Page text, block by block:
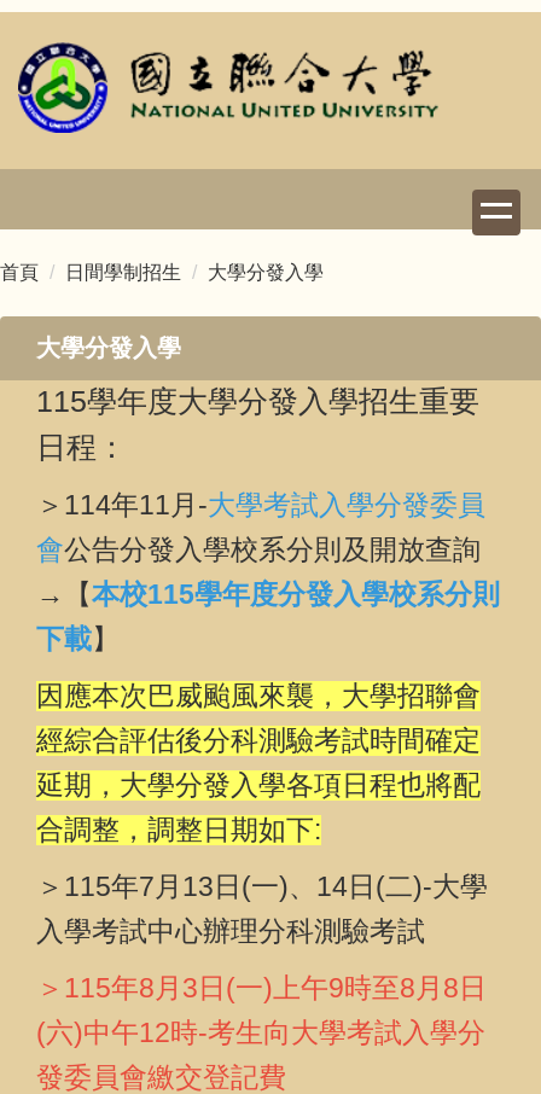
跳
主
要
首頁 日間學制招生 大學分發入學
大學分發入學
115學年度大學分發入學招生重要
日程：
＞114年11月-大學考試入學分發委員
會公告分發入學校系分則及開放查詢
→【本校115學年度分發入學校系分則
下載】
因應本次巴威颱風來襲，大學招聯會
經綜合評估後分科測驗考試時間確定
延期，大學分發入學各項日程也將配
合調整，調整日期如下:
＞115年7月13日(一)、14日(二)-大學
入學考試中心辦理分科測驗考試
＞115年8月3日(一)上午9時至8月8日
(六)中午12時-考生向大學考試入學分
發委員會繳交登記費